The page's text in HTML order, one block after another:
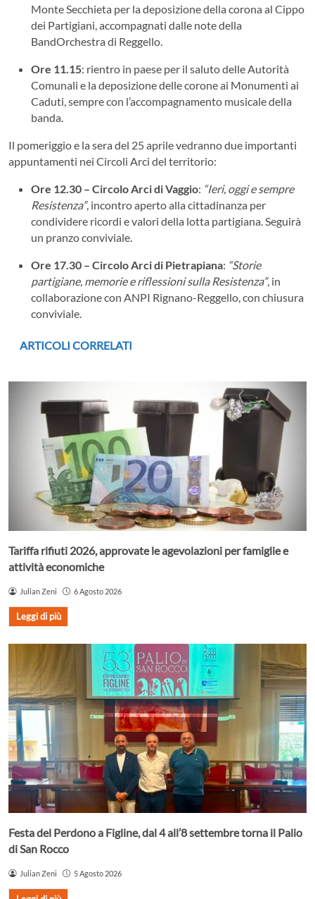
Monte Secchieta per la deposizione della corona al Cippo
dei Partigiani, accompagnati dalle note della
BandOrchestra di Reggello.
Ore 11.15: rientro in paese per il saluto delle Autorità
Comunali e la deposizione delle corone ai Monumenti ai
Caduti, sempre con l’accompagnamento musicale della
banda.
Il pomeriggio e la sera del 25 aprile vedranno due importanti
appuntamenti nei Circoli Arci del territorio:
Ore 12.30 – Circolo Arci di Vaggio: “Ieri, oggi e sempre
Resistenza”, incontro aperto alla cittadinanza per
condividere ricordi e valori della lotta partigiana. Seguirà
un pranzo conviviale.
Ore 17.30 – Circolo Arci di Pietrapiana: “Storie
partigiane, memorie e riflessioni sulla Resistenza”, in
collaborazione con ANPI Rignano-Reggello, con chiusura
conviviale.
ARTICOLI CORRELATI
Tariffa rifiuti 2026, approvate le agevolazioni per famiglie e
attività economiche
Julian Zeni 6 Agosto 2026
Leggi di più
Festa del Perdono a Figline, dal 4 all’8 settembre torna il Palio
di San Rocco
Julian Zeni 5 Agosto 2026